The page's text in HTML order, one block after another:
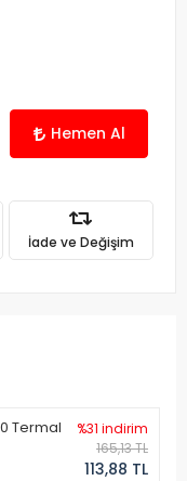
Hemen Al
İade ve Değişim
Termal
%31 indirim
165,13 TL
113,88 TL